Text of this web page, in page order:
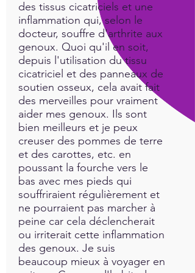
des tissus cicatriciels et une
inflammation qui, selon le
docteur, souffre d'arthrite aux
genoux. Quoi qu'il en soit,
depuis l'utilisation du tissu
cicatriciel et des panneaux de
soutien osseux, cela avait fait
des merveilles pour vraiment
aider mes genoux. Ils sont
bien meilleurs et je peux
creuser des pommes de terre
et des carottes, etc. en
poussant la fourche vers le
bas avec mes pieds qui
souffriraient régulièrement et
ne pourraient pas marcher à
peine car cela déclencherait
ou irriterait cette inflammation
des genoux. Je suis
beaucoup mieux à voyager en